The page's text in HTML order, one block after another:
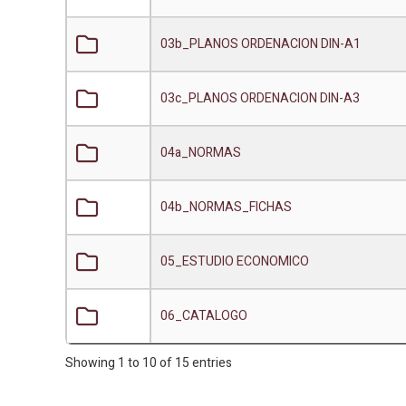
03b_PLANOS ORDENACION DIN-A1
03c_PLANOS ORDENACION DIN-A3
04a_NORMAS
04b_NORMAS_FICHAS
05_ESTUDIO ECONOMICO
06_CATALOGO
Showing 1 to 10 of 15 entries